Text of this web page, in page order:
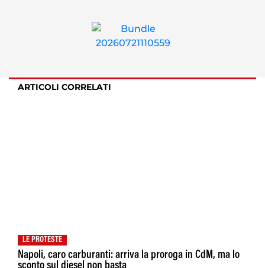
ARTICOLI CORRELATI
LE PROTESTE
Napoli, caro carburanti: arriva la proroga in CdM, ma lo
sconto sul diesel non basta